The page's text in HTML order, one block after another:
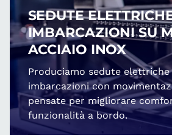
SEDUTE
IMBARCAZIONI SU
ACCIAIO INOX
Produciamo sedute elettriche
imbarcazioni con
pensate per migliorare
funzionalità a bordo.